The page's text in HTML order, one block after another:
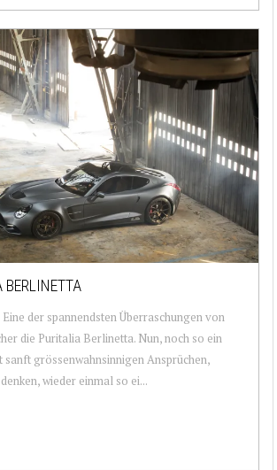
BERLINETTA
der spannendsten Überraschungen von
die Puritalia Berlinetta. Nun, noch so ein
sanft grössenwahnsinnigen Ansprüchen,
wieder einmal so ei...